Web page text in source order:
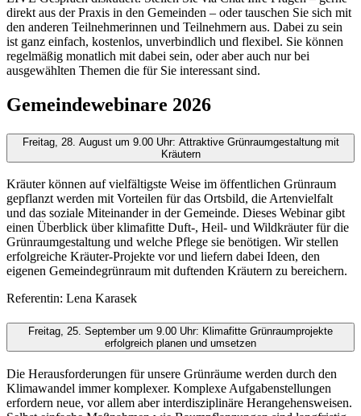
direkt aus der Praxis in den Gemeinden – oder tauschen Sie sich mit
den anderen Teilnehmerinnen und Teilnehmern aus. Dabei zu sein
ist ganz einfach, kostenlos, unverbindlich und flexibel. Sie können
regelmäßig monatlich mit dabei sein, oder aber auch nur bei
ausgewählten Themen die für Sie interessant sind.
Gemeindewebinare 2026
Freitag, 28. August um 9.00 Uhr: Attraktive Grünraumgestaltung mit
Kräutern
Kräuter können auf vielfältigste Weise im öffentlichen Grünraum
gepflanzt werden mit Vorteilen für das Ortsbild, die Artenvielfalt
und das soziale Miteinander in der Gemeinde. Dieses Webinar gibt
einen Überblick über klimafitte Duft-, Heil- und Wildkräuter für die
Grünraumgestaltung und welche Pflege sie benötigen. Wir stellen
erfolgreiche Kräuter-Projekte vor und liefern dabei Ideen, den
eigenen Gemeindegrünraum mit duftenden Kräutern zu bereichern.
Referentin: Lena Karasek
Freitag, 25. September um 9.00 Uhr: Klimafitte Grünraumprojekte
erfolgreich planen und umsetzen
Die Herausforderungen für unsere Grünräume werden durch den
Klimawandel immer komplexer. Komplexe Aufgabenstellungen
erfordern neue, vor allem aber interdisziplinäre Herangehensweisen.